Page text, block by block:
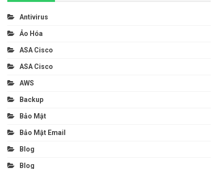
Antivirus
Ảo Hóa
ASA Cisco
ASA Cisco
AWS
Backup
Bảo Mật
Bảo Mật Email
Blog
Blog